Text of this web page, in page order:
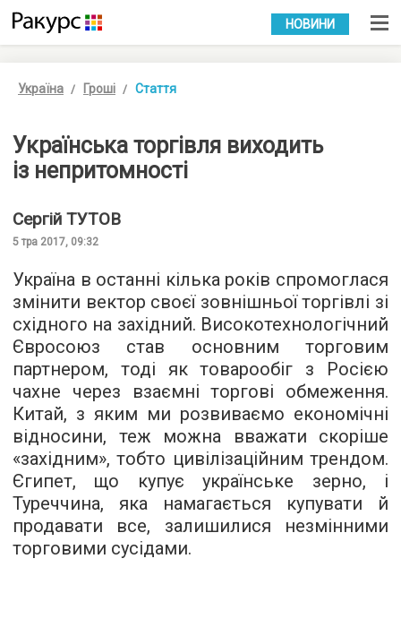
УКР РУС
НОВИНИ
Україна Гроші Стаття
Українська торгівля виходить
із непритомності
Сергій ТУТОВ
5 тра 2017, 09:32
Україна в останні кілька років спромоглася
змінити вектор своєї зовнішньої торгівлі зі
східного на західний. Високотехнологічний
Євросоюз став основним торговим
партнером, тоді як товарообіг з Росією
чахне через взаємні торгові обмеження.
Китай, з яким ми розвиваємо економічні
відносини, теж можна вважати скоріше
«західним», тобто цивілізаційним трендом.
Єгипет, що купує українське зерно, і
Туреччина, яка намагається купувати й
продавати все, залишилися незмінними
торговими сусідами.